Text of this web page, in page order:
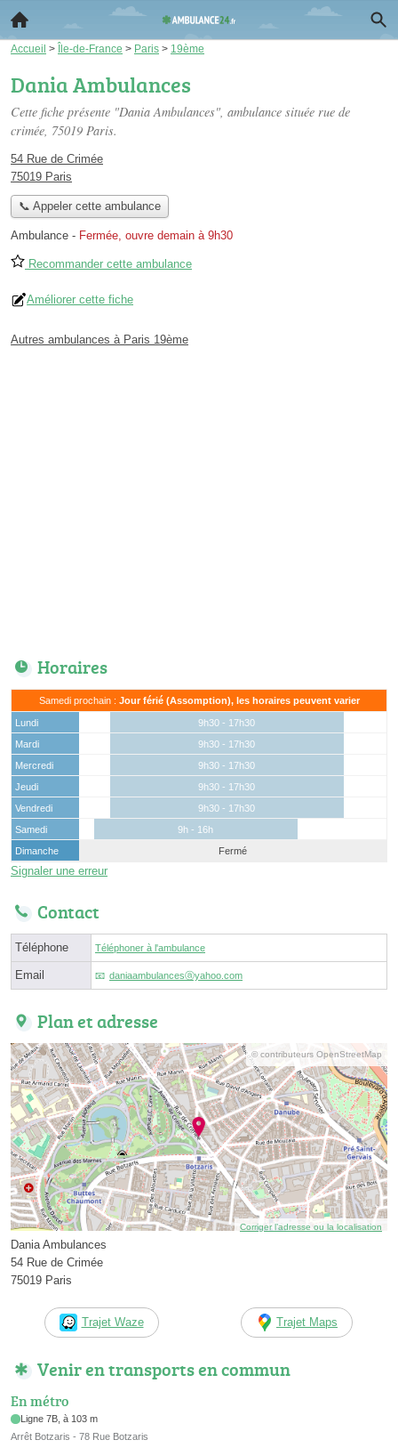
Accueil > Île-de-France > Paris > 19ème
Dania Ambulances
Cette fiche présente "Dania Ambulances", ambulance située rue de
crimée, 75019 Paris.
54 Rue de Crimée
75019 Paris
📞 Appeler cette ambulance
Ambulance - Fermée, ouvre demain à 9h30
Recommander cette ambulance
Améliorer cette fiche
Autres ambulances à Paris 19ème
Horaires
Samedi prochain : Jour férié (Assomption), les horaires peuvent varier
Lundi
9h30 - 17h30
Mardi
9h30 - 17h30
Mercredi
9h30 - 17h30
Jeudi
9h30 - 17h30
Vendredi
9h30 - 17h30
Samedi
9h - 16h
Dimanche
Fermé
Signaler une erreur
Contact
Téléphone Téléphoner à l'ambulance
Email daniaambulancesⓐyahoo.com
Plan et adresse
© contributeurs OpenStreetMap
Corriger l’adresse ou la localisation
Dania Ambulances
54 Rue de Crimée
75019 Paris
Trajet Waze Trajet Maps
Venir en transports en commun
En métro
Ligne 7B, à 103 m
Arrêt Botzaris - 78 Rue Botzaris